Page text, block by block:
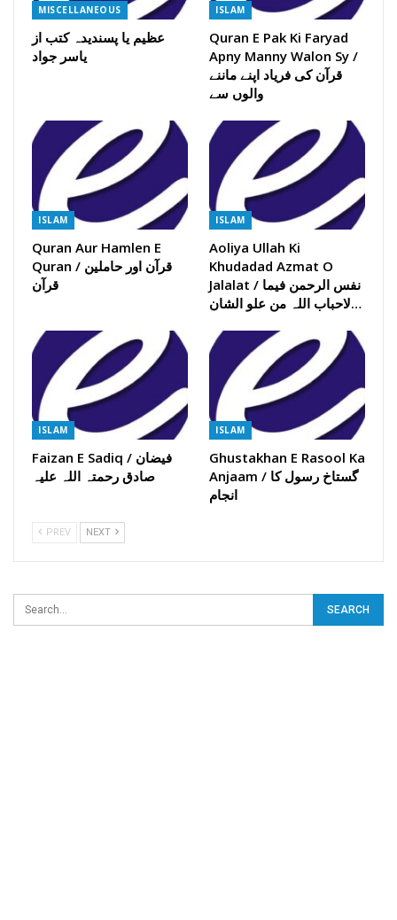
MISCELLANEOUS
عظیم یا پسندیدہ کتب از
یاسر جواد
ISLAM
Quran E Pak Ki Faryad
Apny Manny Walon Sy /
قرآن کی فریاد اپنے ماننے
والوں سے
ISLAM
Quran Aur Hamlen E
Quran / قرآن اور حاملین
قرآن
ISLAM
Aoliya Ullah Ki
Khudadad Azmat O
Jalalat / نفس الرحمن فیما
لاحباب اللہ من علو الشان…
ISLAM
Faizan E Sadiq / فیضان
صادق رحمتہ اللہ علیہ
ISLAM
Ghustakhan E Rasool Ka
Anjaam / گستاخ رسول کا
انجام
PREV NEXT